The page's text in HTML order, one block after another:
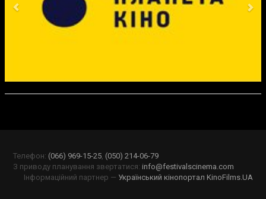
Телефон: (066) 969-15-25, (050) 214-06-79
З приводу планування звертатися: info@festivalscinema.com
Інформаційний партнер — Український кінопортал KinoFilms.UA